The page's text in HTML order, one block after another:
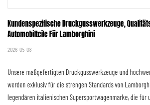
Kundenspezifische Druckgusswerkzeuge,
Automobilteile Für Lamborghini
2026-05-08
Unsere maßgefertigten Druckgusswerkzeuge und
werden exklusiv für die strengen Standards von
legendären italienischen Supersportwagenmarke, die für